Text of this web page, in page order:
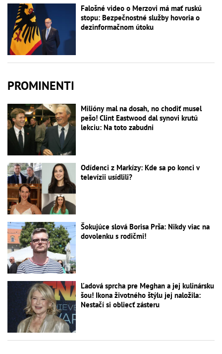
Falošné video o Merzovi má mať ruskú
stopu: Bezpečnostné služby hovoria o
dezinformačnom útoku
PROMINENTI
Milióny mal na dosah, no chodiť musel
pešo! Clint Eastwood dal synovi krutú
lekciu: Na toto zabudni
Odídenci z Markízy: Kde sa po konci v
televízii usídlili?
Šokujúce slová Borisa Prša: Nikdy viac na
dovolenku s rodičmi!
Ľadová sprcha pre Meghan a jej kulinársku
šou! Ikona životného štýlu jej naložila:
Nestačí si obliecť zásteru